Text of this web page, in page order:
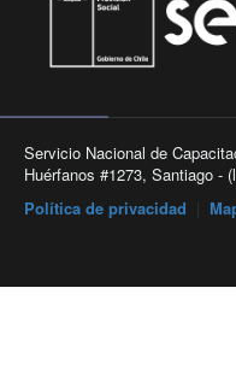
Servicio Nacional de
Huérfanos #1273, Santiago -
Política de privacidad